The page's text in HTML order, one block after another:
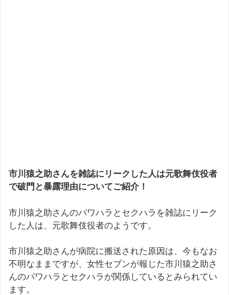
市川猿之助さんを雑誌にリークした人は元歌舞伎役者
で破門と暴露理由についてご紹介！
市川猿之助さんのパワハラとセクハラを雑誌にリーク
した人は、元歌舞伎役者のようです。
市川猿之助さんが病院に搬送された原因は、今もなお
不明なままですが、女性セブンが報じた市川猿之助さ
んのパワハラとセクハラが関係しているとみられてい
ます。